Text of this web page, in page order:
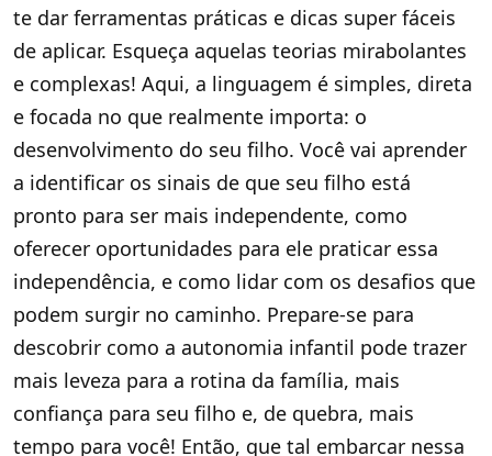
te dar ferramentas práticas e dicas super fáceis
de aplicar. Esqueça aquelas teorias mirabolantes
e complexas! Aqui, a linguagem é simples, direta
e focada no que realmente importa: o
desenvolvimento do seu filho. Você vai aprender
a identificar os sinais de que seu filho está
pronto para ser mais independente, como
oferecer oportunidades para ele praticar essa
independência, e como lidar com os desafios que
podem surgir no caminho. Prepare-se para
descobrir como a autonomia infantil pode trazer
mais leveza para a rotina da família, mais
confiança para seu filho e, de quebra, mais
tempo para você! Então, que tal embarcar nessa